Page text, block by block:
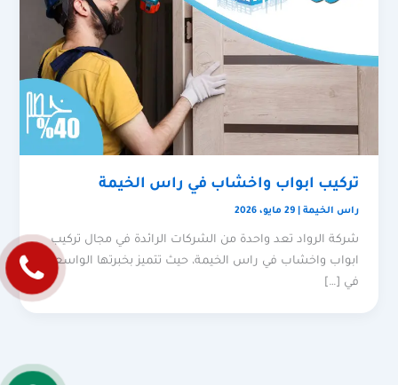
تركيب ابواب واخشاب في راس الخيمة
راس الخيمة |29 مايو، 2026
شركة الرواد تعد واحدة من الشركات الرائدة في مجال تركيب
ابواب واخشاب في راس الخيمة، حيث تتميز بخبرتها الواسعة
في […]